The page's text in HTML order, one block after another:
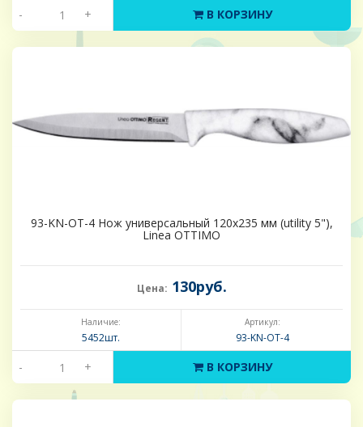
- + В КОРЗИНУ
93-KN-OT-4 Нож универсальный 120х235 мм (utility 5"),
Linea OTTIMO
Цена: 130руб.
Наличие:
5452шт.
Артикул:
93-KN-OT-4
- + В КОРЗИНУ